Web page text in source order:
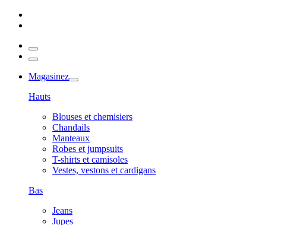
Magasinez
Hauts
Blouses et chemisiers
Chandails
Manteaux
Robes et jumpsuits
T-shirts et camisoles
Vestes, vestons et cardigans
Bas
Jeans
Jupes